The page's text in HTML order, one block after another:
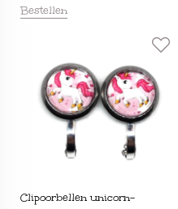
Bestellen
Clipoorbellen unicorn-